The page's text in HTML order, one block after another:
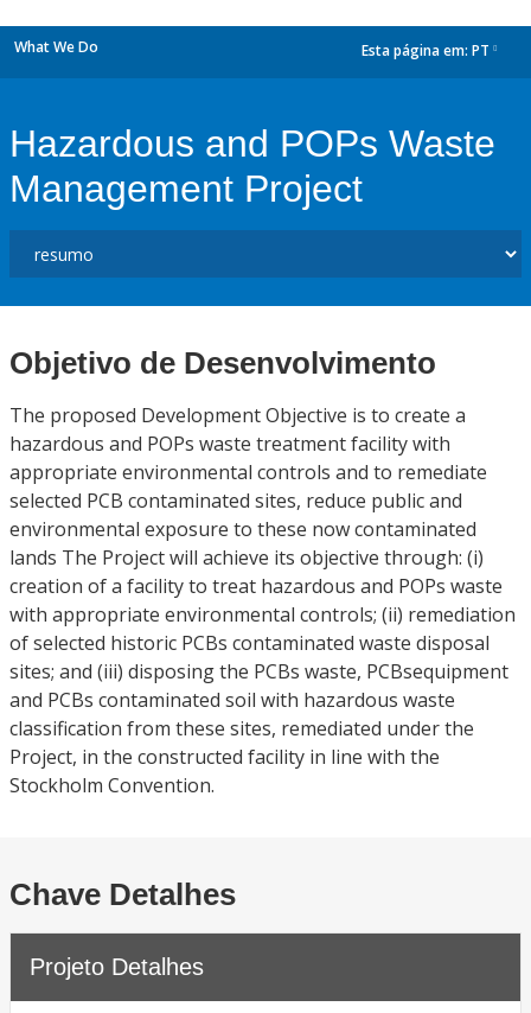
What We Do Esta página em: PT
Hazardous and POPs Waste
Management Project
Objetivo de Desenvolvimento
The proposed Development Objective is to create a
hazardous and POPs waste treatment facility with
appropriate environmental controls and to remediate
selected PCB contaminated sites, reduce public and
environmental exposure to these now contaminated
lands The Project will achieve its objective through: (i)
creation of a facility to treat hazardous and POPs waste
with appropriate environmental controls; (ii) remediation
of selected historic PCBs contaminated waste disposal
sites; and (iii) disposing the PCBs waste, PCBsequipment
and PCBs contaminated soil with hazardous waste
classification from these sites, remediated under the
Project, in the constructed facility in line with the
Stockholm Convention.
Chave Detalhes
Projeto Detalhes